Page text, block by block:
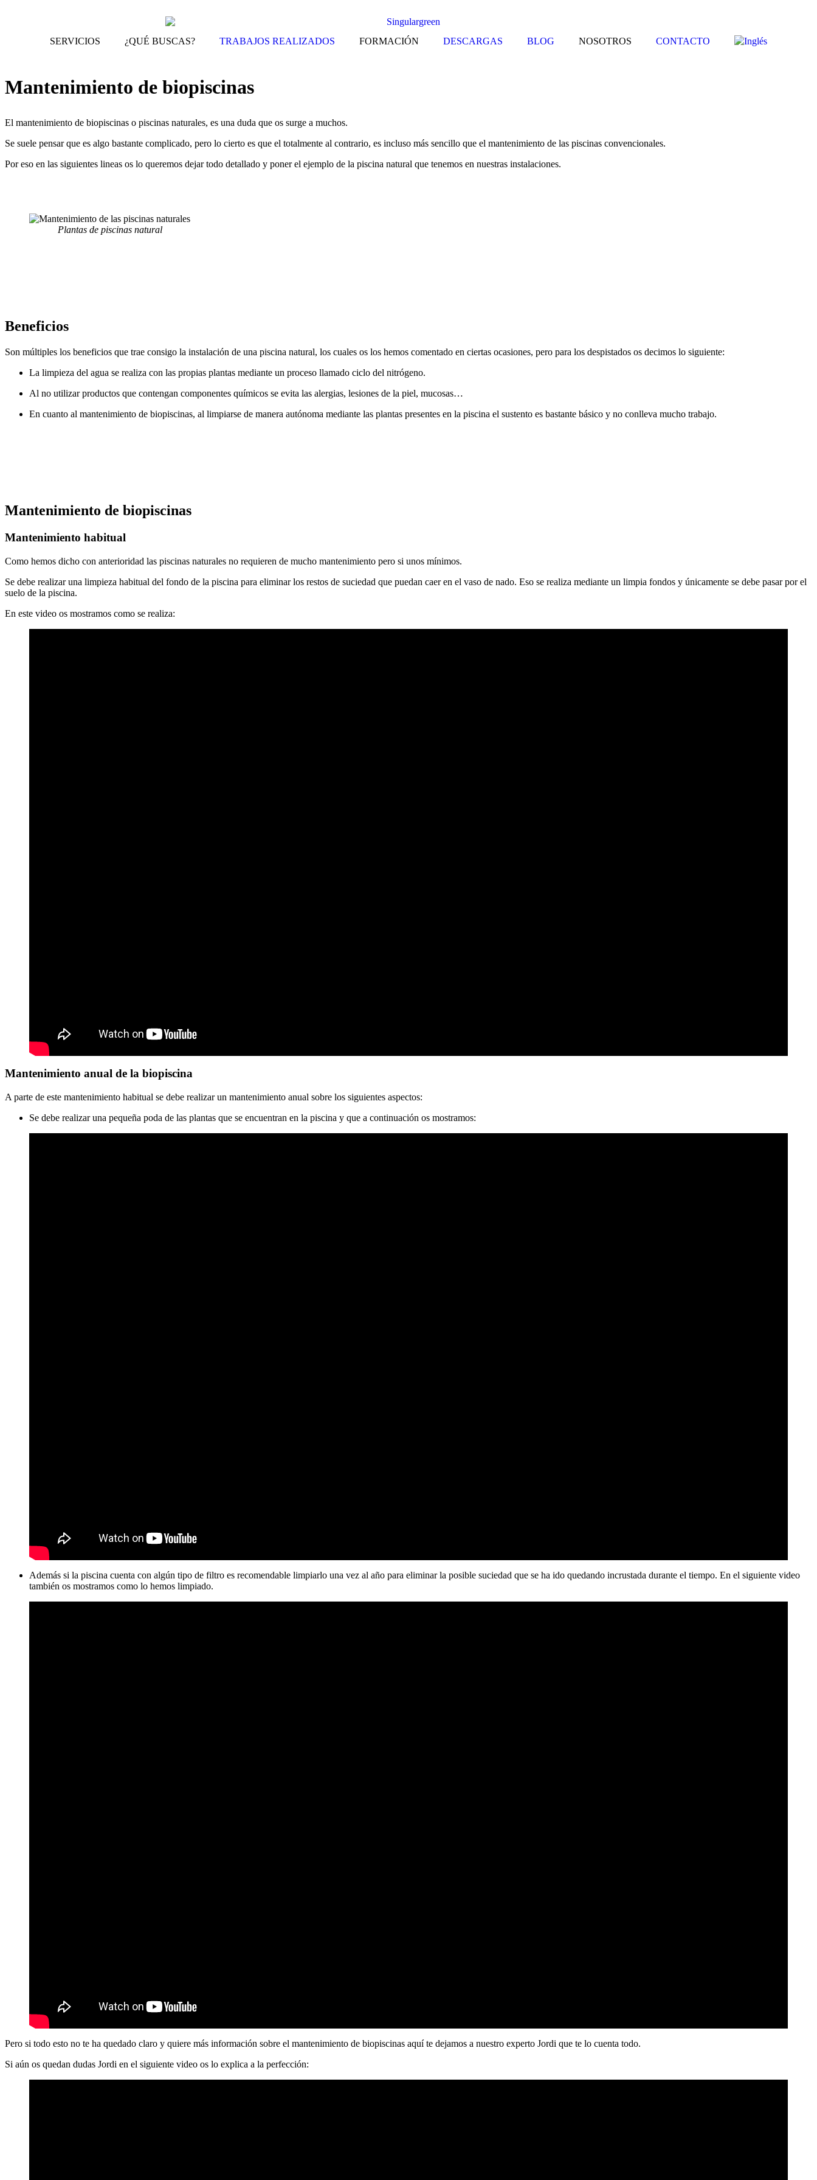
SERVICIOS ¿QUÉ BUSCAS? TRABAJOS REALIZADOS FORMACIÓN DESCARGAS BLOG NOSOTROS CONTACTO
Mantenimiento de biopiscinas
El mantenimiento de biopiscinas o piscinas naturales, es una duda que os surge a muchos.
Se suele pensar que es algo bastante complicado, pero lo cierto es que el totalmente al contrario, es incluso más sencillo que el mantenimiento de las piscinas convencionales.
Por eso en las siguientes lineas os lo queremos dejar todo detallado y poner el ejemplo de la piscina natural que tenemos en nuestras instalaciones.
Plantas de piscinas natural
Beneficios
Son múltiples los beneficios que trae consigo la instalación de una piscina natural, los cuales os los hemos comentado en ciertas ocasiones, pero para los despistados os decimos lo siguiente:
La limpieza del agua se realiza con las propias plantas mediante un proceso llamado ciclo del nitrógeno.
Al no utilizar productos que contengan componentes químicos se evita las alergias, lesiones de la piel, mucosas…
En cuanto al mantenimiento de biopiscinas, al limpiarse de manera autónoma mediante las plantas presentes en la piscina el sustento es bastante básico y no conlleva mucho trabajo.
Mantenimiento de biopiscinas
Mantenimiento habitual
Como hemos dicho con anterioridad las piscinas naturales no requieren de mucho mantenimiento pero si unos mínimos.
Se debe realizar una limpieza habitual del fondo de la piscina para eliminar los restos de suciedad que puedan caer en el vaso de nado. Eso se realiza mediante un limpia fondos y únicamente se debe pasar por el
suelo de la piscina.
En este video os mostramos como se realiza:
Mantenimiento anual de la biopiscina
A parte de este mantenimiento habitual se debe realizar un mantenimiento anual sobre los siguientes aspectos:
Se debe realizar una pequeña poda de las plantas que se encuentran en la piscina y que a continuación os mostramos:
Además si la piscina cuenta con algún tipo de filtro es recomendable limpiarlo una vez al año para eliminar la posible suciedad que se ha ido quedando incrustada durante el tiempo. En el siguiente video
también os mostramos como lo hemos limpiado.
Pero si todo esto no te ha quedado claro y quiere más información sobre el mantenimiento de biopiscinas aquí te dejamos a nuestro experto Jordi que te lo cuenta todo.
Si aún os quedan dudas Jordi en el siguiente video os lo explica a la perfección: